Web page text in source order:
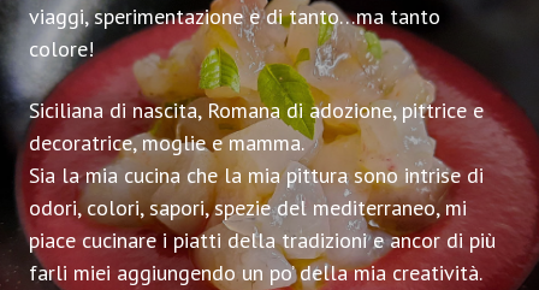
viaggi, sperimentazione e di tanto…ma tanto
colore!
Siciliana di nascita, Romana di adozione, pittrice e
decoratrice, moglie e mamma.
Sia la mia cucina che la mia pittura sono intrise di
odori, colori, sapori, spezie del mediterraneo, mi
piace cucinare i piatti della tradizioni e ancor di più
farli miei aggiungendo un po’ della mia creatività.